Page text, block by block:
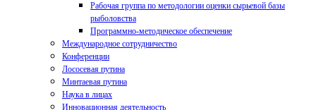
Рабочая группа по методологии оценки сырьевой базы
рыболовства
Программно-методическое обеспечение
Международное сотрудничество
Конференции
Лососевая путина
Минтаевая путина
Наука в лицах
Инновационная деятельность